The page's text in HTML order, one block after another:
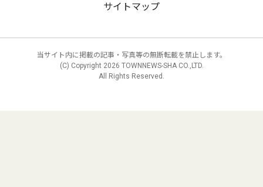
サイトマップ
当サイト内に掲載の記事・写真等の無断転載を禁止します。
(C) Copyright 2026 TOWNNEWS-SHA CO.,LTD.
All Rights Reserved.